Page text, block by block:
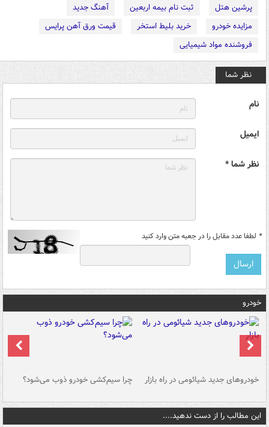
پرشین هتل
ثبت نام بیمه اربعین
آهنگ جدید
مزایده خودرو
خرید بلیط استخر
قیمت ورق آهن پرایس
فروشنده مواد شیمیایی
نظر شما
نام
ایمیل
نظر شما *
* لطفا عدد مقابل را در جعبه متن وارد کنید
خودرو
خودروهای جدید شیائومی در راه بازار چرا سیم‌کشی خودرو ذوب می‌شود؟
این مطالب را از دست ندهید....